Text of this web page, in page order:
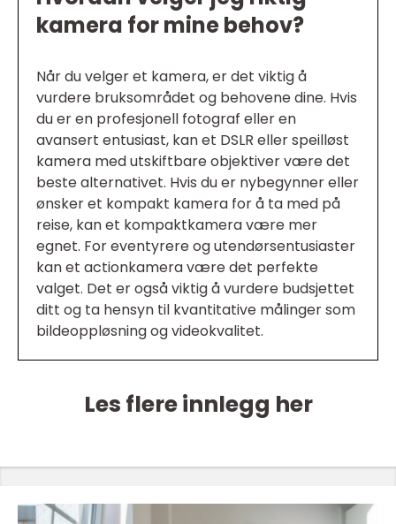
kamera for mine behov?
Når du velger et kamera, er det viktig å
vurdere bruksområdet og behovene dine. Hvis
du er en profesjonell fotograf eller en
avansert entusiast, kan et DSLR eller speilløst
kamera med utskiftbare objektiver være det
beste alternativet. Hvis du er nybegynner eller
ønsker et kompakt kamera for å ta med på
reise, kan et kompaktkamera være mer
egnet. For eventyrere og utendørsentusiaster
kan et actionkamera være det perfekte
valget. Det er også viktig å vurdere budsjettet
ditt og ta hensyn til kvantitative målinger som
bildeoppløsning og videokvalitet.
Les flere innlegg her